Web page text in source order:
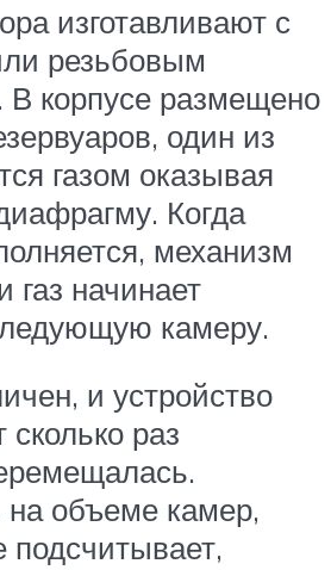
изготавливают с
резьбовым
В корпусе размещено
один из
газом оказывая
Когда
механизм
газ начинает
камеру.
и устройство
раз
объеме камер,
подсчитывает,